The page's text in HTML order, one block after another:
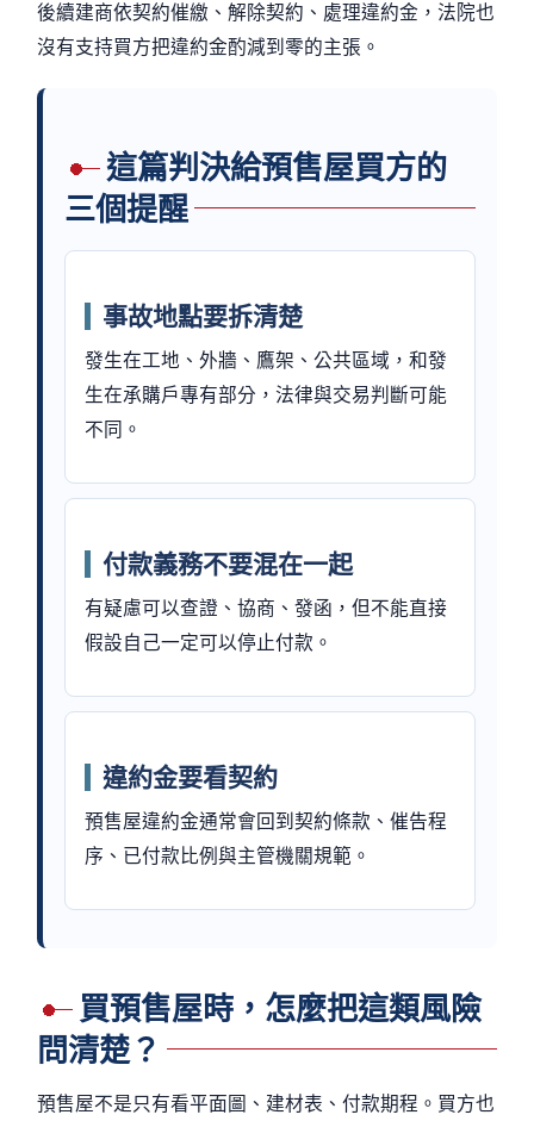
後續建商依契約催繳、解除契約、處理違約金，法院也
沒有支持買方把違約金酌減到零的主張。
這篇判決給預售屋買方的
三個提醒
事故地點要拆清楚
發生在工地、外牆、鷹架、公共區域，和發
生在承購戶專有部分，法律與交易判斷可能
不同。
付款義務不要混在一起
有疑慮可以查證、協商、發函，但不能直接
假設自己一定可以停止付款。
違約金要看契約
預售屋違約金通常會回到契約條款、催告程
序、已付款比例與主管機關規範。
買預售屋時，怎麼把這類風險
問清楚？
預售屋不是只有看平面圖、建材表、付款期程。買方也